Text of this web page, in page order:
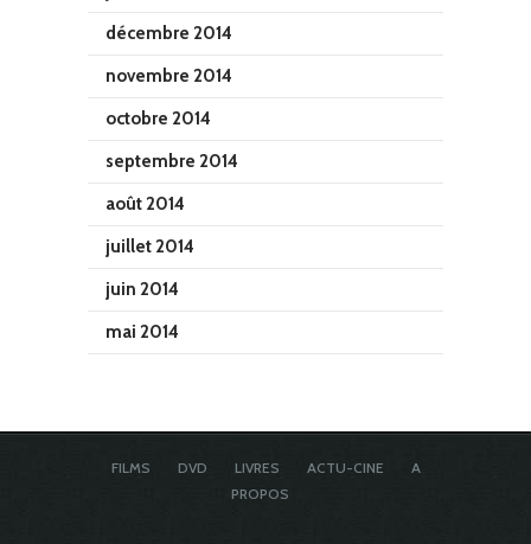
décembre 2014
novembre 2014
octobre 2014
septembre 2014
août 2014
juillet 2014
juin 2014
mai 2014
FILMS DVD LIVRES ACTU-CINE
A
PROPOS